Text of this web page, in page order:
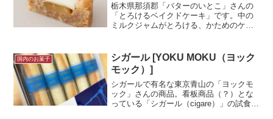
栃木県那須郡「バターのいとこ」さんの
「とろけるベイクドケーキ」です。中の
ミルクジャムがとろける、かためのケー
に原料の廃棄や無駄を出さないように考
えられたお菓子のようです...＜続きを読
む＞
国内のお菓子
シガール [YOKU MOKU（ヨック
モック）]
シガールで有名な東京青山の「ヨックモ
ック」さんの商品。看板商品（？）とな
っている「シガール（cigare）」の試食レ